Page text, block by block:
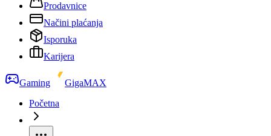
Prodavnice
Načini plaćanja
Isporuka
Karijera
Gaming
GigaMAX
Početna